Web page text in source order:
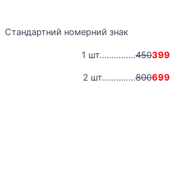
Стандартний номерний знак
1 шт...............450399
2 шт..............800699